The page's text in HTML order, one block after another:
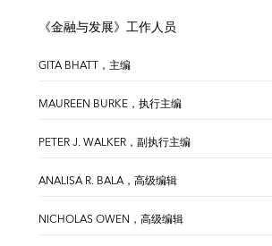
《金融与发展》工作人员
GITA BHATT，主编
MAUREEN BURKE，执行主编
PETER J. WALKER，副执行主编
ANALISA R. BALA，高级编辑
NICHOLAS OWEN，高级编辑